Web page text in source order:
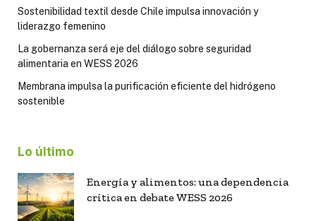
Sostenibilidad textil desde Chile impulsa innovación y
liderazgo femenino
La gobernanza será eje del diálogo sobre seguridad
alimentaria en WESS 2026
Membrana impulsa la purificación eficiente del hidrógeno
sostenible
Lo último
Energía y alimentos: una dependencia
crítica en debate WESS 2026